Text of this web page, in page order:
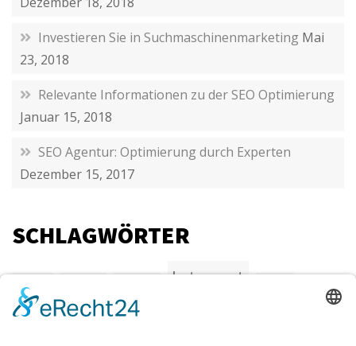
Investieren Sie in Suchmaschinenmarketing Mai
23, 2018
Relevante Informationen zu der SEO Optimierung
Januar 15, 2018
SEO Agentur: Optimierung durch Experten
Dezember 15, 2017
SCHLAGWÖRTER
Internet
Marketing